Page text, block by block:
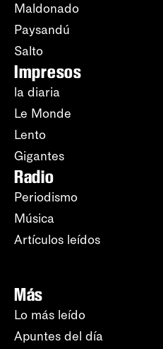
Maldonado
Paysandú
Salto
Impresos
la diaria
Le Monde
Lento
Gigantes
Radio
Periodismo
Música
Artículos leídos
Más
Lo más leído
Apuntes del día